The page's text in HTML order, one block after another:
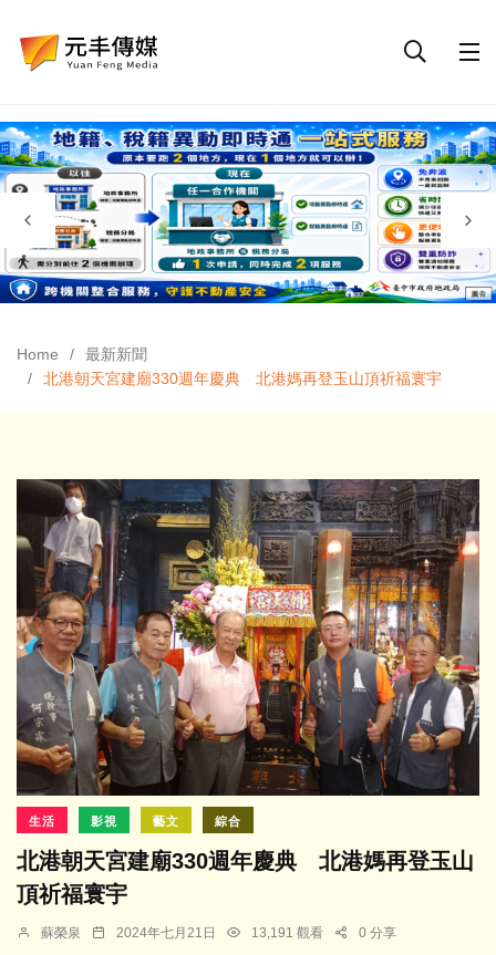
Home
最新新聞
北港朝天宮建廟330週年慶典 北港媽再登玉山頂祈福寰宇
生活 影視 藝文 綜合
北港朝天宮建廟330週年慶典 北港媽再登玉山
頂祈福寰宇
蘇榮泉 2024年七月21日 13,191 觀看 0 分享